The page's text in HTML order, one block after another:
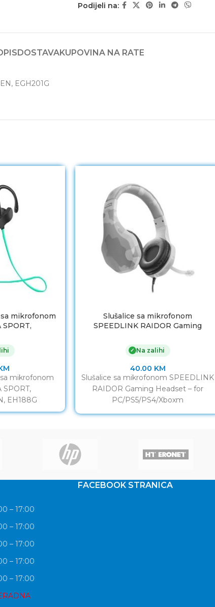
Podijeli na:
DOSTAVAKUPOVINA NA RATE
EGH201G
mikrofonom
SPORT,
mikrofonom
SPORT,
EH188G
Slušalice sa mikrofonom
SPEEDLINK RAIDOR Gaming
SeriesX/S/Switch/OLED/Lite, white,
SL-450303-WE
✓ Na zalihi
40.00 KM
Slušalice sa mikrofonom SPEEDLINK
RAIDOR Gaming Headset – for
PC/PS5/PS4/Xboxm
– 17:00
– 17:00
– 17:00
– 17:00
– 17:00
FACEBOOK STRANICA